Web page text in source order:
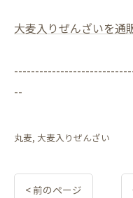
大麦入りぜんざいを通
--
丸麦 大麦入りぜんざい
< 前のページ